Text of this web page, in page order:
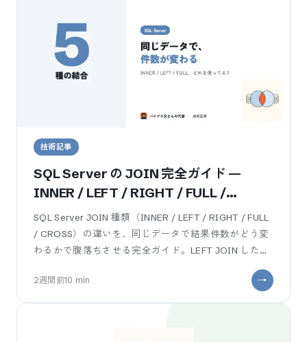
技術記事
SQL Server の JOIN 完全ガイド —
INNER / LEFT / RIGHT / FULL /
CROSS を業務SEが件数で腹落ちさせる
SQL Server JOIN 種類（INNER / LEFT / RIGHT / FULL
/ CROSS）の違いを、同じデータで結果件数がどう変
わるかで腹落ちさせる完全ガイド。LEFT JOIN したの
2週間前10 min